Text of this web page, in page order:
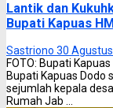
Lantik dan
Bupati Kapuas
Sastriono 30
FOTO: Bupati
Bupati Kapuas Dodo
sejumlah kepala
Rumah Jab ...